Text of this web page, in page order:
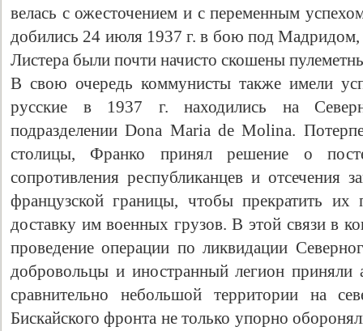
велась с ожесточением и с переменным
добились 24 июля 1937 г. в бою под Мадридом,
Листера были почти начисто скошены
В свою очередь коммунисты также имели
русские в 1937 г. находились на
подразделении Dona Maria de Molina.
столицы, Франко принял решение о
сопротивления республиканцев и отсечения
французской границы, чтобы прекратить их
доставку им военных грузов. В этой связи в
проведение операции по ликвидации
добровольцы и иностранный легион приняли
сравнительно небольшой территории на
Бискайского фронта не только упорно